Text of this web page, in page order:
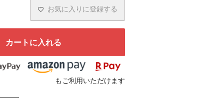
お気に入りに登録する
カートに入れる
もご利用いただけます